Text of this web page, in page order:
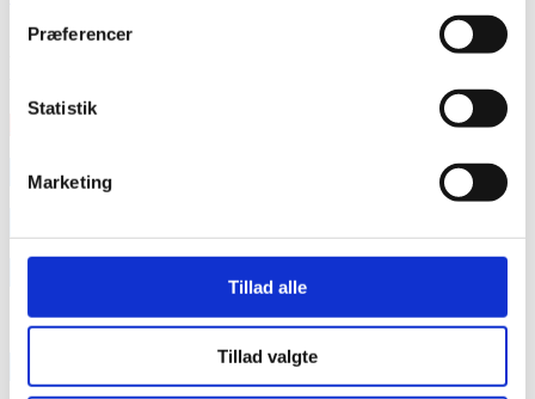
Præferencer
Statistik
Marketing
Tillad alle
Tillad valgte
Nyt studie viser, at børn af homoseksuelle forældre er lige så
fysisk og psykisk sunde som børn af heteroseksuelle
annonce
RAINBOW BUSINESS DENMARK